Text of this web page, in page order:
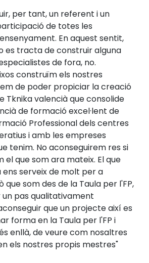
per tant, un referent i un
de totes les
En aquest sentit,
es tracta de construir alguna
de fora, no.
construïm els nostres
de poder propiciar la creació
Tknika valencià que consolide
de formació excel·lent de
Professional dels centres
i amb les empreses
tenim. No aconseguirem res si
que som ara mateix. El que
serveix de molt per a
som des de la Taula per l'FP,
pas qualitativament
que un projecte així es
forma en la Taula per l'FP i
enllà, de veure com nosaltres
els nostres propis mestres"